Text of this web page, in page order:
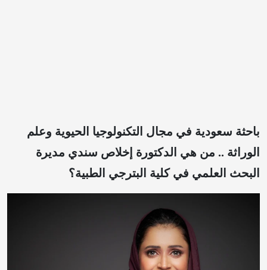
باحثة سعودية في مجال التكنولوجيا الحيوية وعلم
الوراثة .. من هي الدكتورة إخلاص سندي مديرة
البحث العلمي في كلية البترجي الطبية؟